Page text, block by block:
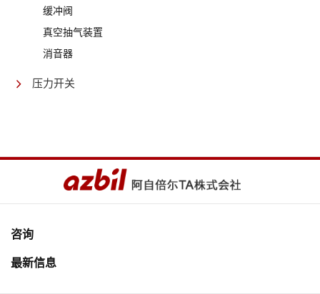
缓冲阀
真空抽气装置
消音器
压力开关
咨询
最新信息